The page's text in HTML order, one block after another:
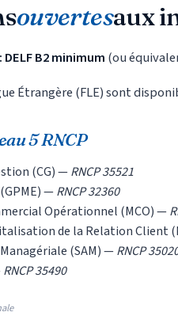
ouvertesaux
B2 minimum (ou
Étrangère (FLE) sont
5 RNCP
(CG) —RNCP 35521
—RNCP 32360
Opérationnel (MCO) —
de la Relation Client
(SAM) —RNCP
RNCP 35490